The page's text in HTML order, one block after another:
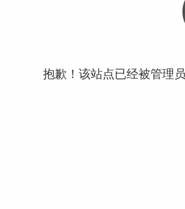
抱歉！该站点已经被管理